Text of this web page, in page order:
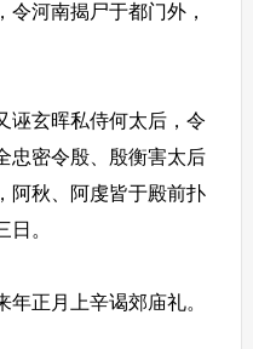
河南揭尸于都门外，
玄晖私侍何太后，令
忠密令殷、殷衡害太后
阿秋、阿虔皆于殿前扑
。
正月上辛谒郊庙礼。